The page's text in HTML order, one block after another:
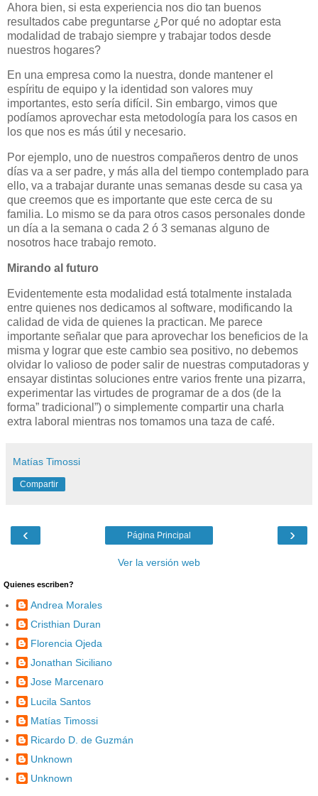
Ahora bien, si esta experiencia nos dio tan buenos
resultados cabe preguntarse ¿Por qué no adoptar esta
modalidad de trabajo siempre y trabajar todos desde
nuestros hogares?
En una empresa como la nuestra, donde mantener el
espíritu de equipo y la identidad son valores muy
importantes, esto sería difícil. Sin embargo, vimos que
podíamos aprovechar esta metodología para los casos en
los que nos es más útil y necesario.
Por ejemplo, uno de nuestros compañeros dentro de unos
días va a ser padre, y más alla del tiempo contemplado para
ello, va a trabajar durante unas semanas desde su casa ya
que creemos que es importante que este cerca de su
familia. Lo mismo se da para otros casos personales donde
un día a la semana o cada 2 ó 3 semanas alguno de
nosotros hace trabajo remoto.
Mirando al futuro
Evidentemente esta modalidad está totalmente instalada
entre quienes nos dedicamos al software, modificando la
calidad de vida de quienes la practican. Me parece
importante señalar que para aprovechar los beneficios de la
misma y lograr que este cambio sea positivo, no debemos
olvidar lo valioso de poder salir de nuestras computadoras y
ensayar distintas soluciones entre varios frente una pizarra,
experimentar las virtudes de programar de a dos (de la
forma” tradicional”) o simplemente compartir una charla
extra laboral mientras nos tomamos una taza de café.
Matías Timossi
Compartir
‹ ›
Página Principal
Ver la versión web
Quienes escriben?
Andrea Morales
Cristhian Duran
Florencia Ojeda
Jonathan Siciliano
Jose Marcenaro
Lucila Santos
Matías Timossi
Ricardo D. de Guzmán
Unknown
Unknown